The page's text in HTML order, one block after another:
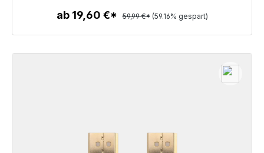
Zum Artikel
ab 19,60 €* 59,99 €* (59.16% gespart)